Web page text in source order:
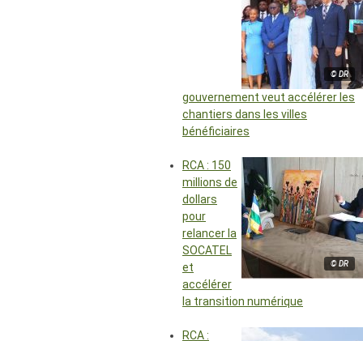
© DR
gouvernement veut accélérer les
chantiers dans les villes
bénéficiaires
© DR
RCA : 150
millions de
dollars
pour
relancer la
SOCATEL
et
accélérer
la transition numérique
RCA :